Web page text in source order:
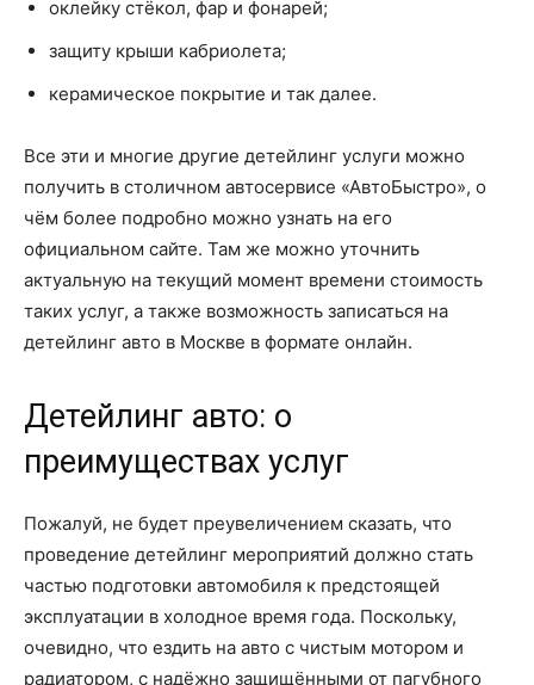
оклейку стёкол, фар и фонарей;
защиту крыши кабриолета;
керамическое покрытие и так далее.
Все эти и многие другие детейлинг услуги можно
получить в столичном автосервисе «АвтоБыстро», о
чём более подробно можно узнать на его
официальном сайте. Там же можно уточнить
актуальную на текущий момент времени стоимость
таких услуг, а также возможность записаться на
детейлинг авто в Москве в формате онлайн.
Детейлинг авто: о
преимуществах услуг
Пожалуй, не будет преувеличением сказать, что
проведение детейлинг мероприятий должно стать
частью подготовки автомобиля к предстоящей
эксплуатации в холодное время года. Поскольку,
очевидно, что ездить на авто с чистым мотором и
радиатором, с надёжно защищёнными от пагубного